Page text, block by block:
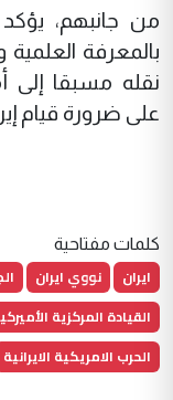
من جانبهم،
بالمعرفة
نقله مسبقا إلى
على ضرورة قيام
كلمات مفتاحية
ايران نووي ايران
القيادة المركزية
الحرب الامريكية الايرانية